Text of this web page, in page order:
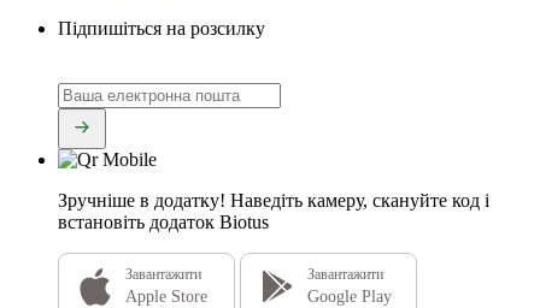
Підпишіться на розсилку
Зручніше в додатку! Наведіть камеру, скануйте код і
встановіть додаток Biotus
Завантажити
Apple Store
Завантажити
Google Play